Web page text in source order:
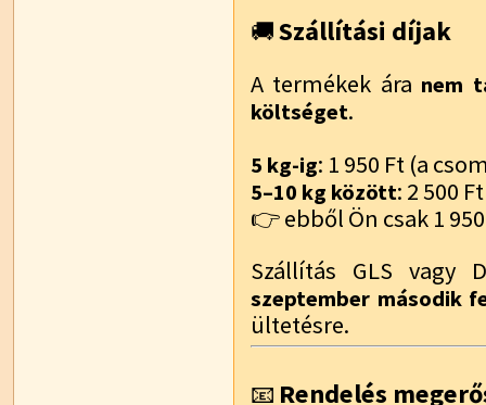
🚚Szállítási díjak
A termékek ára nem
költséget.
5 kg-ig: 1 950 Ft (a
5–10 kg között: 2 500 Ft
👉 ebből Ön csak 1
Szállítás GLS
szeptember második
ültetésre.
📧 Rendelés